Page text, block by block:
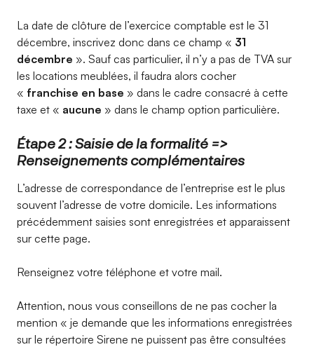
La date de clôture de l’exercice comptable est le 31
décembre, inscrivez donc dans ce champ « 31
décembre ». Sauf cas particulier, il n’y a pas de TVA sur
les locations meublées, il faudra alors cocher
« franchise en base » dans le cadre consacré à cette
taxe et « aucune » dans le champ option particulière.
Étape 2 : Saisie de la formalité =>
Renseignements complémentaires
L’adresse de correspondance de l’entreprise est le plus
souvent l’adresse de votre domicile. Les informations
précédemment saisies sont enregistrées et apparaissent
sur cette page.
Renseignez votre téléphone et votre mail.
Attention, nous vous conseillons de ne pas cocher la
mention « je demande que les informations enregistrées
sur le répertoire Sirene ne puissent pas être consultées